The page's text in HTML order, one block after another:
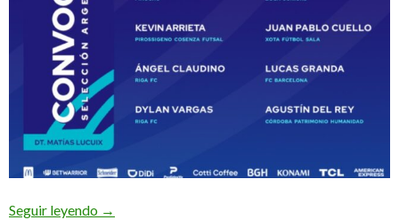
Seguir leyendo «Tenemos la ilusión de llegar a lo más alto»
→